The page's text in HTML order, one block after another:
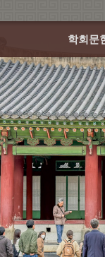
학회문
학술발표
월례학술세
논문집
소식지